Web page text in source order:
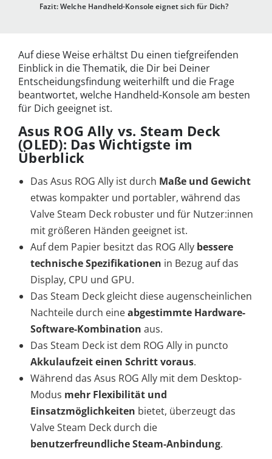
Fazit: Welche Handheld-Konsole eignet sich für Dich?
Auf diese Weise erhältst Du einen tiefgreifenden
Einblick in die Thematik, die Dir bei Deiner
Entscheidungsfindung weiterhilft und die Frage
beantwortet, welche Handheld-Konsole am besten
für Dich geeignet ist.
Asus ROG Ally vs. Steam Deck
(OLED): Das Wichtigste im
Überblick
Das Asus ROG Ally ist durch Maße und Gewicht
etwas kompakter und portabler, während das
Valve Steam Deck robuster und für Nutzer:innen
mit größeren Händen geeignet ist.
Auf dem Papier besitzt das ROG Ally bessere
technische Spezifikationen in Bezug auf das
Display, CPU und GPU.
Das Steam Deck gleicht diese augenscheinlichen
Nachteile durch eineabgestimmte Hardware-
Software-Kombination aus.
Das Steam Deck ist dem ROG Ally in puncto
Akkulaufzeit einen Schritt voraus.
Während das Asus ROG Ally mit dem Desktop-
Modus mehr Flexibilität und
Einsatzmöglichkeiten bietet, überzeugt das
Valve Steam Deck durch die
benutzerfreundliche Steam-Anbindung.